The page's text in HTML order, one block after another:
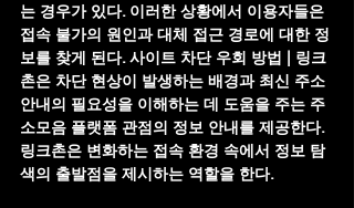
는 경우가 있다. 이러한 상황에서 이용자들은
접속 불가의 원인과 대체 접근 경로에 대한 정
보를 찾게 된다. 사이트 차단 우회 방법 | 링크
촌은 차단 현상이 발생하는 배경과 최신 주소
안내의 필요성을 이해하는 데 도움을 주는 주
소모음 플랫폼 관점의 정보 안내를 제공한다.
링크촌은 변화하는 접속 환경 속에서 정보 탐
색의 출발점을 제시하는 역할을 한다.